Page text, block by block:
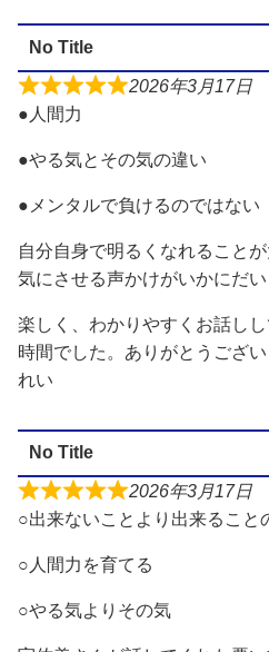
No Title
2026年3月17日
●人間力
●やる気とその気の違い
●メンタルで負けるのではない
自分自身で明るくなれること
気にさせる声かけがいかにだ
楽しく、わかりやすくお話し
時間でした。ありがとうござい
れい
No Title
2026年3月17日
○出来ないことより出来ること
○人間力を育てる
○やる気よりその気